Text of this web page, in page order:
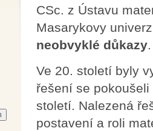
CSc. z Ústavu
Masarykovy
neobvyklé důkazy.
Ve 20. století byly
řešení se
století. Nalezená
postavení a roli